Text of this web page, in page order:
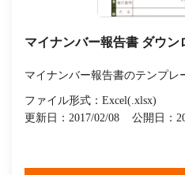
マイナンバー報告書 ダウン
マイナンバー報告書のテンプレ
ファイル形式：Excel(.xlsx)
更新日：2017/02/08
公開日：